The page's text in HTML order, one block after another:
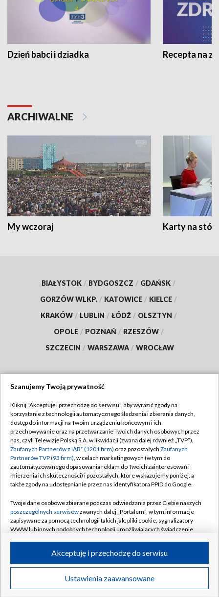
Dzień babci i dziadka Recepta na
ARCHIWALNE
My wczoraj Karty na
BIAŁYSTOK / BYDGOSZCZ / GDAŃSK /
GORZÓW WLKP. / KATOWICE / KIELCE /
KRAKÓW / LUBLIN / ŁÓDŹ / OLSZTYN /
OPOLE / POZNAŃ / RZESZÓW /
SZCZECIN / WARSZAWA / WROCŁAW
TVP
Abonament TVP
Emisja w TVP
Centrum informacji TVP
Naziemna Telewizja Cyfrowa
Rada Programowa
System NOS
Informacje o nadawcy
Program dla prasy
Ogłoszenie przetargowe
Regulamin TVP
Polityka prywatności
Moje zgody
Pomoc
Kontakt
Kanały
©2026 Telewizja Polska S.A. w likwidacji
Szanujemy Twoją prywatność
Kliknij "Akceptuję i przechodzę do serwisu", aby wyrazić zgody na
korzystanie z technologii automatycznego śledzenia i zbierania danych,
dostęp do informacji na Twoim urządzeniu końcowym i ich
przechowywanie oraz na przetwarzanie Twoich danych osobowych przez
nas, czyli Telewizję Polską S.A. w likwidacji (zwaną dalej również „TVP”),
Zaufanych Partnerów z IAB* (1201 firm) oraz pozostałych Zaufanych
Partnerów TVP (93 firm), w celach marketingowych (w tym do
zautomatyzowanego dopasowania reklam do Twoich zainteresowań i
mierzenia ich skuteczności) i pozostałych, które wskazujemy poniżej, a
także zgody na udostępnianie przez nas identyfikatora PPID do Google.
Twoje dane osobowe zbierane podczas odwiedzania przez Ciebie naszych
poszczególnych serwisówzwanych dalej „Portalem”, w tym informacje
zapisywane za pomocą technologii takich jak: pliki cookie, sygnalizatory
WWW lub innych podobnych technologii umożliwiających świadczenie
ruchu w Internecie.
Twoje dane osobowe zbierane podczas odwiedzania przez Ciebie
poszczególnych serwisówna Portalu, takie jak adresy IP, identyfikatory
Ustawienia zaawansowane
Akceptuję i przechodzę do serwisu